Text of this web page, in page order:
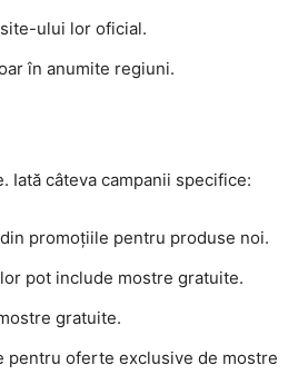
ului lor oficial.
în anumite regiuni.
Iată câteva campanii specifice:
promoțiile pentru produse noi.
pot include mostre gratuite.
gratuite.
pentru oferte exclusive de mostre